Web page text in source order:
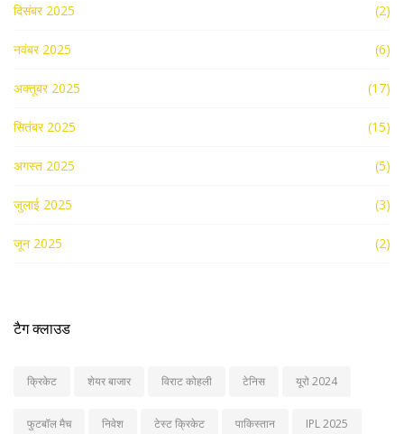
दिसंबर 2025 (2)
नवंबर 2025 (6)
अक्तूबर 2025 (17)
सितंबर 2025 (15)
अगस्त 2025 (5)
जुलाई 2025 (3)
जून 2025 (2)
टैग क्लाउड
क्रिकेट शेयर बाजार विराट कोहली टेनिस यूरो 2024
फुटबॉल मैच निवेश टेस्ट क्रिकेट पाकिस्तान IPL 2025